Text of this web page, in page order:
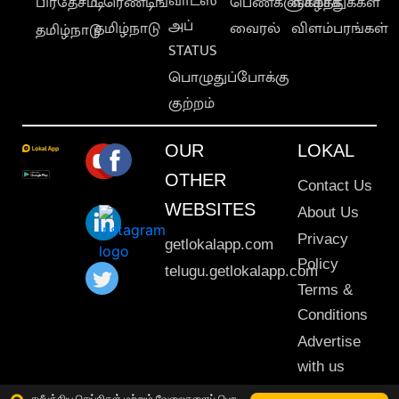
தமிழ்நாடுதமிழ்நாடு அப்
STATUS
பொழுதுப்போக்கு
குற்றம்
வைரல் விளம்பரங்கள்
OUR
OTHER
WEBSITES
getlokalapp.com
telugu.getlokalapp.com
LOKAL
Contact Us
About Us
Privacy
Policy
Terms &
Conditions
Advertise
with us
Sitemap